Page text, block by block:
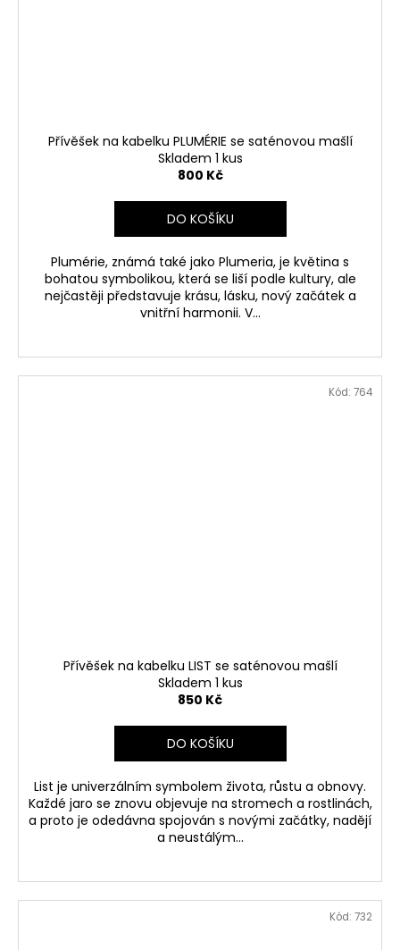
Přívěšek na kabelku PLUMÉRIE se saténovou mašlí
Skladem 1 kus
800 Kč
DO KOŠÍKU
Plumérie, známá také jako Plumeria, je květina s
bohatou symbolikou, která se liší podle kultury, ale
nejčastěji představuje krásu, lásku, nový začátek a
vnitřní harmonii. V...
Přívěšek na kabelku LIST se saténovou mašlí
Skladem 1 kus
850 Kč
DO KOŠÍKU
List je univerzálním symbolem života, růstu a obnovy.
Každé jaro se znovu objevuje na stromech a rostlinách,
a proto je odedávna spojován s novými začátky, nadějí
a neustálým...
Kód: 764
Kód: 732